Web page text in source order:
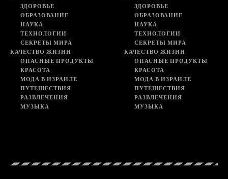
ЗДОРОВЬЕ
ОБРАЗОВАНИЕ
НАУКА
ТЕХНОЛОГИИ
СЕКРЕТЫ МИРА
КАЧЕСТВО ЖИЗНИ
ОПАСНЫЕ ПРОДУКТЫ
КРАСОТА
МОДА В ИЗРАИЛЕ
ПУТЕШЕСТВИЯ
РАЗВЛЕЧЕНИЯ
МУЗЫКА
ЗДОРОВЬЕ
ОБРАЗОВАНИЕ
НАУКА
ТЕХНОЛОГИИ
СЕКРЕТЫ МИРА
КАЧЕСТВО ЖИЗНИ
ОПАСНЫЕ ПРОДУКТЫ
КРАСОТА
МОДА В ИЗРАИЛЕ
ПУТЕШЕСТВИЯ
РАЗВЛЕЧЕНИЯ
МУЗЫКА